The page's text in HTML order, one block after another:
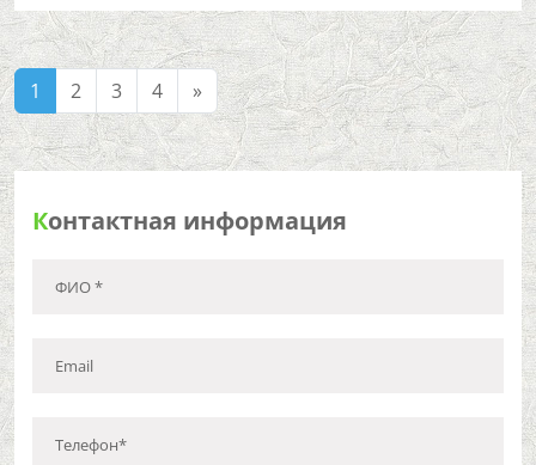
1 2 3 4 »
Контактная информация
ФИО *
Email
Телефон*